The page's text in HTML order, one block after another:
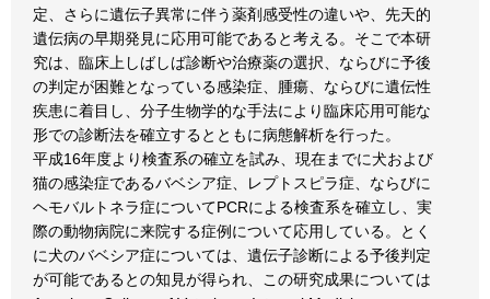
定、さらに遺伝子異常に伴う薬剤感受性の違いや、先天的
遺伝病の早期発見に応用可能であると考える。そこで本研
究は、臨床上しばしば診断や治療薬の選択、ならびに予後
の判定が困難となっている感染症、腫瘍、ならびに遺伝性
疾患に着目し、分子生物学的な手法により臨床応用可能な
形での診断法を確立するとともに病態解析を行った。
平成16年度より検査系の確立を試み、現在までに犬および
猫の感染症であるバベシア症、レプトスピラ症、ならびに
ヘモバルトネラ症についてPCRによる検査系を確立し、実
際の動物病院に来院する症例について応用している。とく
に犬のバベシア症については、遺伝子診断による予後判定
が可能であるとの知見が得られ、この研究成果については